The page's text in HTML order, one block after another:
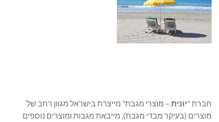
חברת "יונית – מוצרי מגבת" מייצרת בישראל מגוון רחב של
מוצרים (בעיקר מבדי מגבת), מייבאת מגבות ומוצרים נוספים